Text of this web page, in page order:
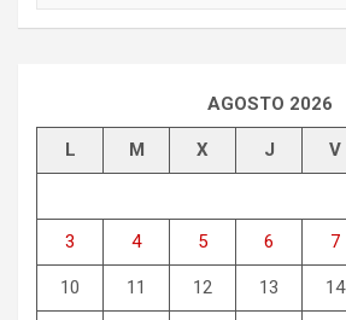
AGOSTO 2026
L M X J V
3 4 5 6 7
10 11 12 13 14